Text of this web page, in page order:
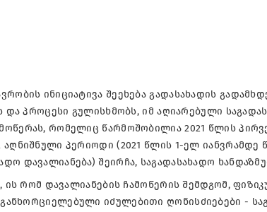
ინიციატივა შეეხება გადასახადის
და პროცესი გულისხმობს, იმ აღიარებული
რომელიც წარმოშობილია 2021 წლის
პერიოდი (2021 წლის 1-ელ იანვრამდე
დავალიანება) შეირჩა, საგადასახადო
ის რომ დავალიანების ჩამოწერის შემდგომ,
იძულებითი ღონისძიებები -